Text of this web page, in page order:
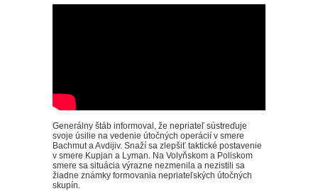
Generálny štáb informoval, že nepriateľ sústreďuje
svoje úsilie na vedenie útočných operácií v smere
Bachmut a Avdijiv. Snaží sa zlepšiť taktické postavenie
v smere Kupjan a Lyman. Na Volyňskom a Poliskom
smere sa situácia výrazne nezmenila a nezistili sa
žiadne známky formovania nepriateľských útočných
skupín.